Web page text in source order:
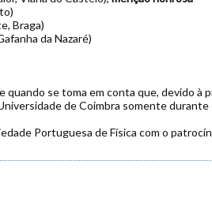
Braga)
da Nazaré)
se toma em conta que, devido à
de Coimbra somente durante
Portuguesa de Física com o